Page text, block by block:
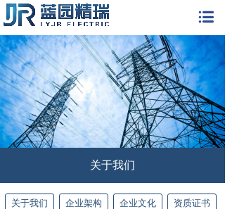
关于我们
关于我们 企业架构 企业文化 资质证书